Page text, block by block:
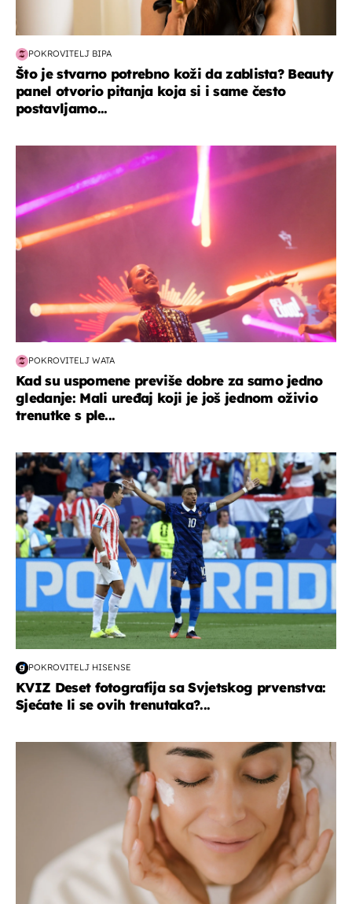
POKROVITELJ BIPA
Što je stvarno potrebno koži da zablista? Beauty
panel otvorio pitanja koja si i same često
postavljamo...
POKROVITELJ WATA
Kad su uspomene previše dobre za samo jedno
gledanje: Mali uređaj koji je još jednom oživio
trenutke s ple...
svjetsko prvenstvo 2026
POKROVITELJ HISENSE
KVIZ Deset fotografija sa Svjetskog prvenstva:
Sjećate li se ovih trenutaka?...
moda & ljepota